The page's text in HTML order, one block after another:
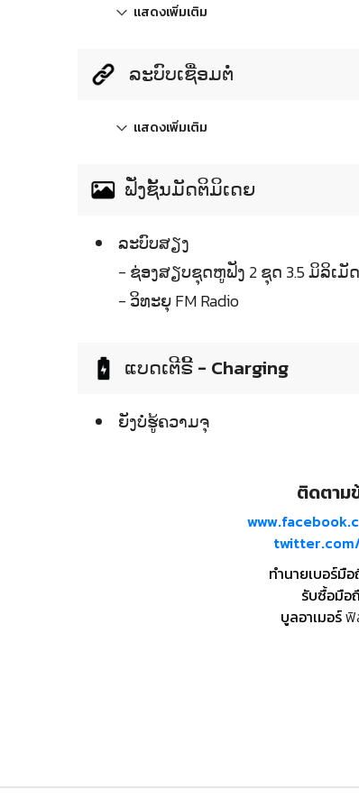
แสดงเพิ่มเติม
ລະບົບເຊື່ອມຕໍ່
แสดงเพิ่มเติม
ຟັ່ງຊັ້ນມັດຕິມິເດຍ
ລະບົບສຽງ
- ຊ່ອງສຽບຊຸດຫູຟັງ 2 ຊຸດ 3.5 ມິລິເມັດ
- ວິທະຍຸ FM Radio
ແບດເຕີຣີ້ - Charging
ຍັງບໍ່ຮູ້ຄວາມຈຸ
ติดตาม
ทำนายเบอร์มื
รับซื้อมือ
บูลอาเมอร์ฟิ